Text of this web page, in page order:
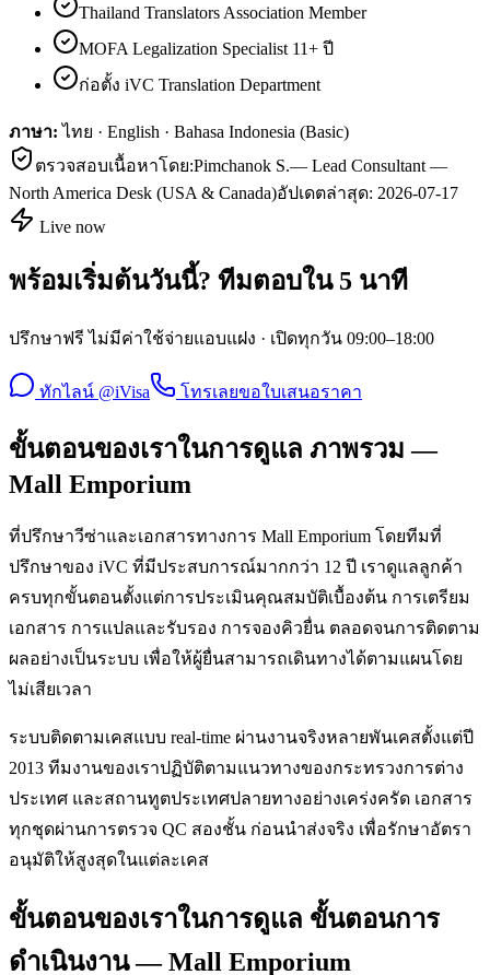
Thailand Translators Association Member
MOFA Legalization Specialist 11+ ปี
ก่อตั้ง iVC Translation Department
ภาษา: ไทย · English · Bahasa Indonesia (Basic)
ตรวจสอบเนื้อหาโดย:Pimchanok S.— Lead Consultant —
North America Desk (USA & Canada)อัปเดตล่าสุด: 2026-07-17
Live now
พร้อมเริ่มต้นวันนี้? ทีมตอบใน 5 นาที
ปรึกษาฟรี ไม่มีค่าใช้จ่ายแอบแฝง · เปิดทุกวัน 09:00–18:00
ทักไลน์ @iVisa โทรเลยขอใบเสนอราคา
ขั้นตอนของเราในการดูแล ภาพรวม —
Mall Emporium
ที่ปรึกษาวีซ่าและเอกสารทางการ Mall Emporium โดยทีมที่
ปรึกษาของ iVC ที่มีประสบการณ์มากกว่า 12 ปี เราดูแลลูกค้า
ครบทุกขั้นตอนตั้งแต่การประเมินคุณสมบัติเบื้องต้น การเตรียม
เอกสาร การแปลและรับรอง การจองคิวยื่น ตลอดจนการติดตาม
ผลอย่างเป็นระบบ เพื่อให้ผู้ยื่นสามารถเดินทางได้ตามแผนโดย
ไม่เสียเวลา
ระบบติดตามเคสแบบ real-time ผ่านงานจริงหลายพันเคสตั้งแต่ปี
2013 ทีมงานของเราปฏิบัติตามแนวทางของกระทรวงการต่าง
ประเทศ และสถานทูตประเทศปลายทางอย่างเคร่งครัด เอกสาร
ทุกชุดผ่านการตรวจ QC สองชั้น ก่อนนำส่งจริง เพื่อรักษาอัตรา
อนุมัติให้สูงสุดในแต่ละเคส
ขั้นตอนของเราในการดูแล ขั้นตอนการ
ดำเนินงาน — Mall Emporium